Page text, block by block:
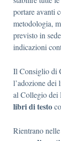
portare avanti
metodologia,
previsto in
indicazioni
Il Consiglio di
l’adozione dei
al Collegio dei
libri di testo
Rientrano